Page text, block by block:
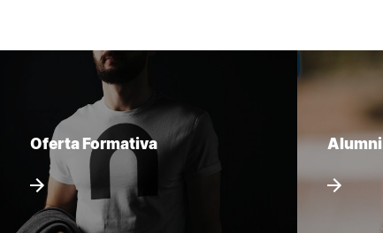
Oferta Formativa Alumni